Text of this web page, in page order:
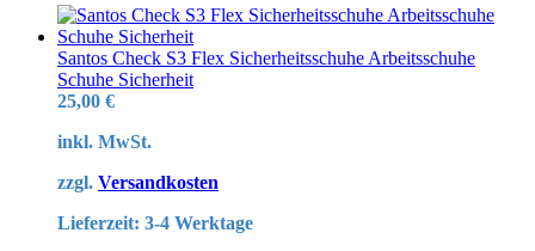
Santos Check S3 Flex Sicherheitsschuhe Arbeitsschuhe
Schuhe Sicherheit
25,00 €
inkl. MwSt.
zzgl. Versandkosten
Lieferzeit: 3-4 Werktage